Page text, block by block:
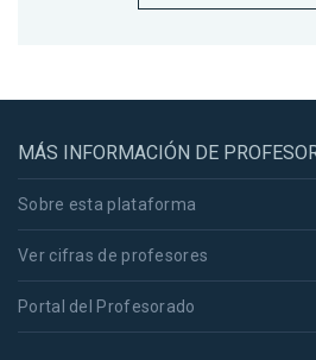
MÁS INFORMACIÓN DE
Sobre esta plataforma
Ver cifras de profesores
Portal del Profesorado